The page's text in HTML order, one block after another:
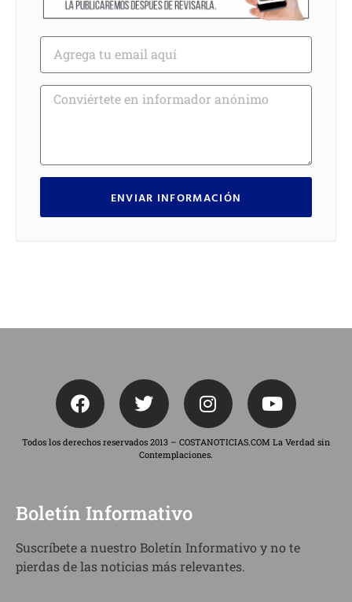
ENVIAR INFORMACIÓN
Todos los derechos reservados 2013 – COSTANOTICIAS.COM La Verdad sin
Contemplaciones.
Boletín Informativo
Suscríbete a nuestro Boletín Informativo y no te
pierdas de las noticias más relevantes.